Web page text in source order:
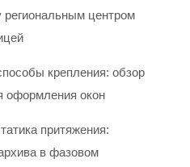
центром
крепления: обзор
оформления окон
притяжения:
в фазовом